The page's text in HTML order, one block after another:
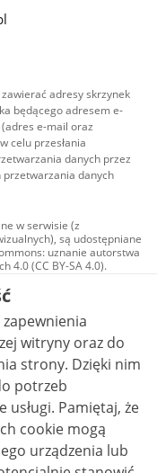
adresy skrzynek
będącego adresem e-
e-mail oraz
celu przesłania
danych przez
przetwarzania danych
w serwisie (z
są udostępniane
uznanie autorstwa
4.0 (CC BY-SA 4.0).
tym zdjęcia, materiały
na licencji typu
autorstwa użycie
zależnych 4.0 (CC BY-
inaczej.
witryny oraz do
Dzięki nim
potrzeb
że
cookie mogą
urządzenia lub